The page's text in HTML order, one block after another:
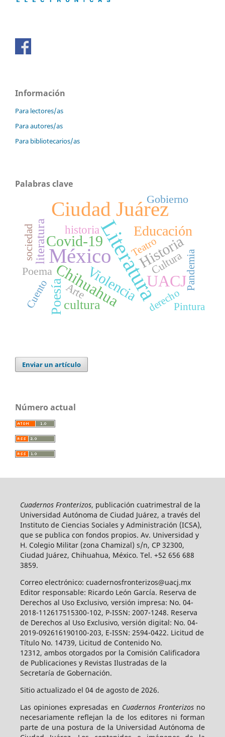
Información
Para lectores/as
Para autores/as
Para bibliotecarios/as
Palabras clave
Literatura
Ciudad Juárez
México
UACJ
Chihuahua
Historia
Covid-19
Poesía Violencia
Educación
cultura
literatura historia
Cultura
Poema
Arte
Gobierno
sociedad
derecho
Teatro
Pandemia
Cuento Pintura
Enviar un artículo
Número actual
Cuadernos Fronterizos, publicación cuatrimestral de la
Universidad Autónoma de Ciudad Juárez, a través del
Instituto de Ciencias Sociales y Administración (ICSA),
que se publica con fondos propios. Av. Universidad y
H. Colegio Militar (zona Chamizal) s/n, CP 32300,
Ciudad Juárez, Chihuahua, México. Tel. +52 656 688
3859.
Correo electrónico: cuadernosfronterizos@uacj.mx
Editor responsable: Ricardo León García. Reserva de
Derechos al Uso Exclusivo, versión impresa: No. 04-
2018-112617515300-102, P-ISSN: 2007-1248. Reserva
de Derechos al Uso Exclusivo, versión digital: No. 04-
2019-092616190100-203, E-ISSN: 2594-0422. Licitud de
Título No. 14739, Licitud de Contenido No.
12312, ambos otorgados por la Comisión Calificadora
de Publicaciones y Revistas Ilustradas de la
Secretaría de Gobernación.
Sitio actualizado el 04 de agosto de 2026.
Las opiniones expresadas en Cuadernos Fronterizosno
necesariamente reflejan la de los editores ni forman
parte de una postura de la Universidad Autónoma de